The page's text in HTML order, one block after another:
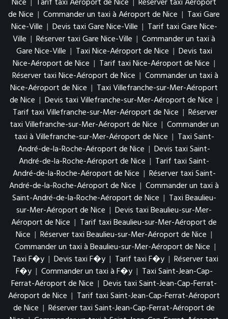
Nice | Tarif taxi Aéroport de Nice | Réserver taxi Aéroport
de Nice | Commander un taxi à Aéroport de Nice | Taxi Gare
Nice-Ville | Devis taxi Gare Nice-Ville | Tarif taxi Gare Nice-
Ville | Réserver taxi Gare Nice-Ville | Commander un taxi à
Gare Nice-Ville | Taxi Nice-Aéroport de Nice | Devis taxi
Nice-Aéroport de Nice | Tarif taxi Nice-Aéroport de Nice |
Réserver taxi Nice-Aéroport de Nice | Commander un taxi à
Nice-Aéroport de Nice | Taxi Villefranche-sur-Mer-Aéroport
de Nice | Devis taxi Villefranche-sur-Mer-Aéroport de Nice |
Tarif taxi Villefranche-sur-Mer-Aéroport de Nice | Réserver
taxi Villefranche-sur-Mer-Aéroport de Nice | Commander un
taxi à Villefranche-sur-Mer-Aéroport de Nice | Taxi Saint-
André-de-la-Roche-Aéroport de Nice | Devis taxi Saint-
André-de-la-Roche-Aéroport de Nice | Tarif taxi Saint-
André-de-la-Roche-Aéroport de Nice | Réserver taxi Saint-
André-de-la-Roche-Aéroport de Nice | Commander un taxi à
Saint-André-de-la-Roche-Aéroport de Nice | Taxi Beaulieu-
sur-Mer-Aéroport de Nice | Devis taxi Beaulieu-sur-Mer-
Aéroport de Nice | Tarif taxi Beaulieu-sur-Mer-Aéroport de
Nice | Réserver taxi Beaulieu-sur-Mer-Aéroport de Nice |
Commander un taxi à Beaulieu-sur-Mer-Aéroport de Nice |
Taxi F�y | Devis taxi F�y | Tarif taxi F�y | Réserver taxi
F�y | Commander un taxi à F�y | Taxi Saint-Jean-Cap-
Ferrat-Aéroport de Nice | Devis taxi Saint-Jean-Cap-Ferrat-
Aéroport de Nice | Tarif taxi Saint-Jean-Cap-Ferrat-Aéroport
de Nice | Réserver taxi Saint-Jean-Cap-Ferrat-Aéroport de